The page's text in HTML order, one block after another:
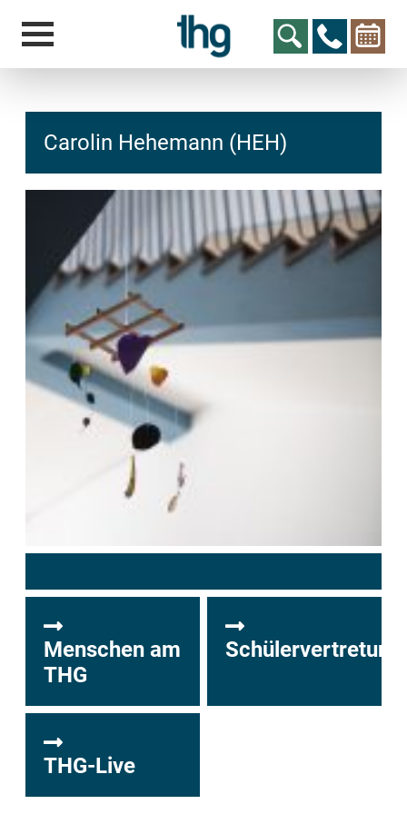
ed.ne
kalsn
id-gh
Carolin Hehemann (HEH)
Menschen am
THG
Schülervertretung
THG-Live